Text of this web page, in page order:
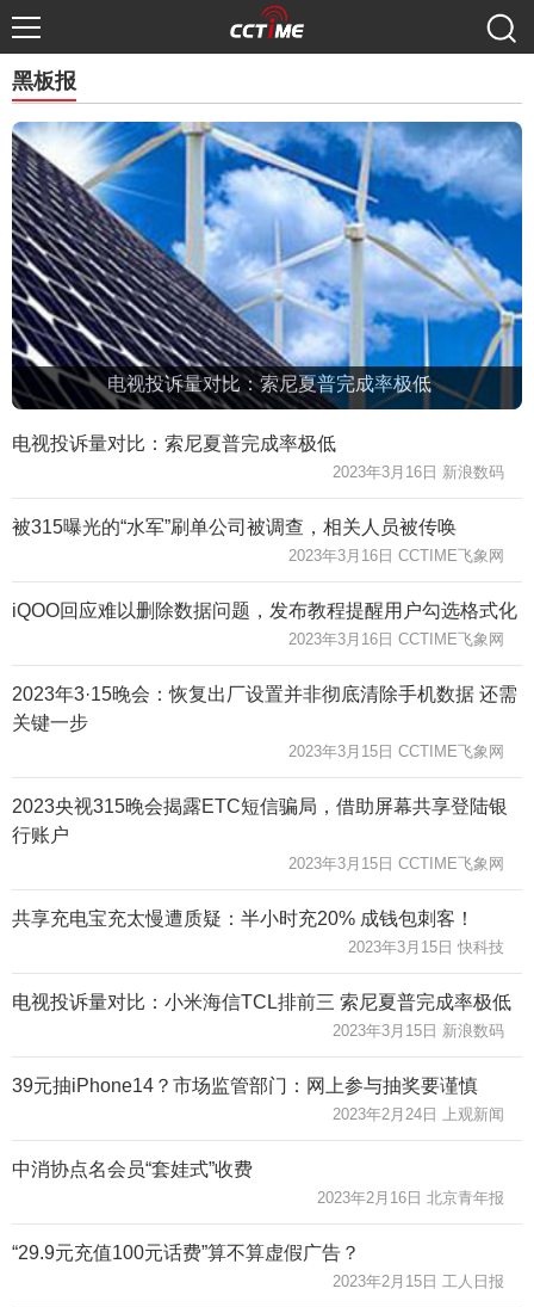
黑板报
电视投诉量对比：索尼夏普完成率极低
电视投诉量对比：索尼夏普完成率极低
2023年3月16日 新浪数码
被315曝光的“水军”刷单公司被调查，相关人员被传唤
2023年3月16日 CCTIME飞象网
iQOO回应难以删除数据问题，发布教程提醒用户勾选格式化
2023年3月16日 CCTIME飞象网
2023年3·15晚会：恢复出厂设置并非彻底清除手机数据 还需
关键一步
2023年3月15日 CCTIME飞象网
2023央视315晚会揭露ETC短信骗局，借助屏幕共享登陆银
行账户
2023年3月15日 CCTIME飞象网
共享充电宝充太慢遭质疑：半小时充20% 成钱包刺客！
2023年3月15日 快科技
电视投诉量对比：小米海信TCL排前三 索尼夏普完成率极低
2023年3月15日 新浪数码
39元抽iPhone14？市场监管部门：网上参与抽奖要谨慎
2023年2月24日 上观新闻
中消协点名会员“套娃式”收费
2023年2月16日 北京青年报
“29.9元充值100元话费”算不算虚假广告？
2023年2月15日 工人日报